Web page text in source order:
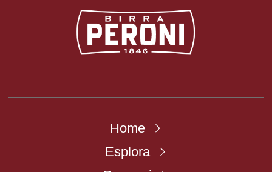
Logo Birra Peroni
Home
Esplora